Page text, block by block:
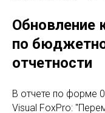
Обновление
по
отчетности
В отчете по форме
Visual FoxPro: